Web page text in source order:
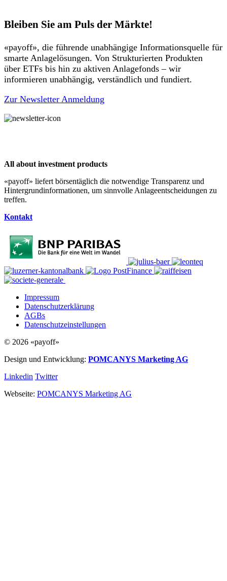
Bleiben Sie am Puls der Märkte!
«payoff», die führende unabhängige Informationsquelle für
smarte Anlagelösungen. Von Strukturierten Produkten
über ETFs bis hin zu aktiven Anlagefonds – wir
informieren unabhängig, verständlich und fundiert.
Zur Newsletter Anmeldung
All about investment products
«payoff» liefert börsentäglich die notwendige Transparenz und
Hintergrundinformationen, um sinnvolle Anlageentscheidungen zu
treffen.
Kontakt
Impressum
Datenschutzerklärung
AGBs
Datenschutzeinstellungen
© 2026 «payoff»
Design und Entwicklung: POMCANYS Marketing AG
Linkedin Twitter
Webseite: POMCANYS Marketing AG